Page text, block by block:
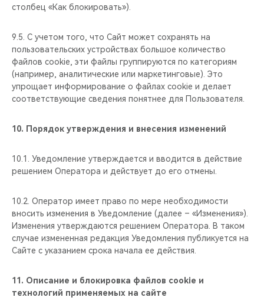
столбец «Как блокировать»).
9.5. С учетом того, что Сайт может сохранять на
пользовательских устройствах большое количество
файлов cookie, эти файлы группируются по категориям
(например, аналитические или маркетинговые). Это
упрощает информирование о файлах cookie и делает
соответствующие сведения понятнее для Пользователя.
10. Порядок утверждения и внесения изменений
10.1. Уведомление утверждается и вводится в действие
решением Оператора и действует до его отмены.
10.2. Оператор имеет право по мере необходимости
вносить изменения в Уведомление (далее – «Изменения»).
Изменения утверждаются решением Оператора. В таком
случае измененная редакция Уведомления публикуется на
Сайте с указанием срока начала ее действия.
11. Описание и блокировка файлов cookie и
технологий применяемых на сайте